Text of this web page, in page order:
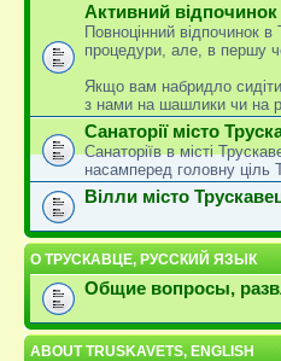
Активний відпочинок
Повноцінний відпочинок в
процедури, але, в першу
Якщо вам набридло
з нами на шашлики чи на
Санаторії місто
Санаторіїв в місті
насамперед головну ціль
Вілли місто
О ТРУСКАВЦЕ, РУССКИЙ ЯЗЫК
Общие вопросы,
ABOUT TRUSKAVETS, ENGLISH